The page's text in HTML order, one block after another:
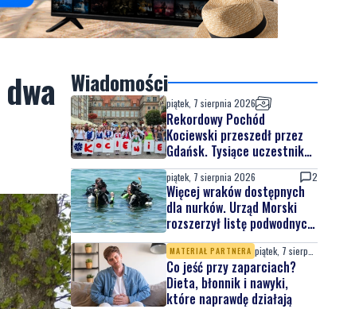
Wiadomości
piątek, 7 sierpnia 2026
Rekordowy Pochód
Kociewski przeszedł przez
Gdańsk. Tysiące uczestników
na jubileuszowej edycji
piątek, 7 sierpnia 2026 2
Więcej wraków dostępnych
dla nurków. Urząd Morski
rozszerzył listę podwodnych
atrakcji
MATERIAŁ PARTNERA
Co jeść przy zaparciach?
Dieta, błonnik i nawyki,
które naprawdę działają